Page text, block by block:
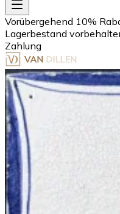
Vorübergehend 10%
Lagerbestand
Zahlung